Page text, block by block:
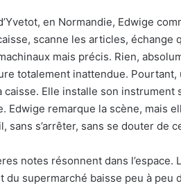
en Normandie, Edwige
scanne les articles,
mais précis. Rien,
totalement inattendue. Pourtant,
Elle installe son instrument
Edwige remarque la scène, mais
sans s’arrêter, sans se douter de
notes résonnent dans l’espace.
du supermarché baisse peu à peu